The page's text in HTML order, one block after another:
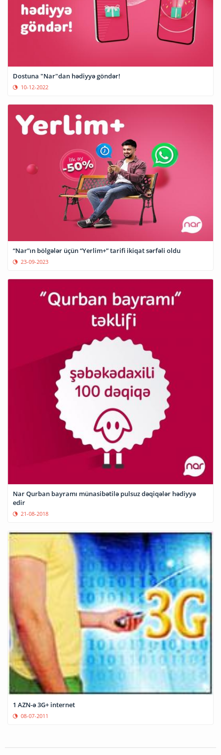
Dostuna "Nar"dan hədiyyə göndər!
10-12-2022
“Nar”ın bölgələr üçün “Yerlim+” tarifi ikiqat sərfəli oldu
23-09-2023
Nar Qurban bayramı münasibətilə pulsuz dəqiqələr hədiyyə
edir
21-08-2018
1 AZN-ə 3G+ internet
08-07-2011